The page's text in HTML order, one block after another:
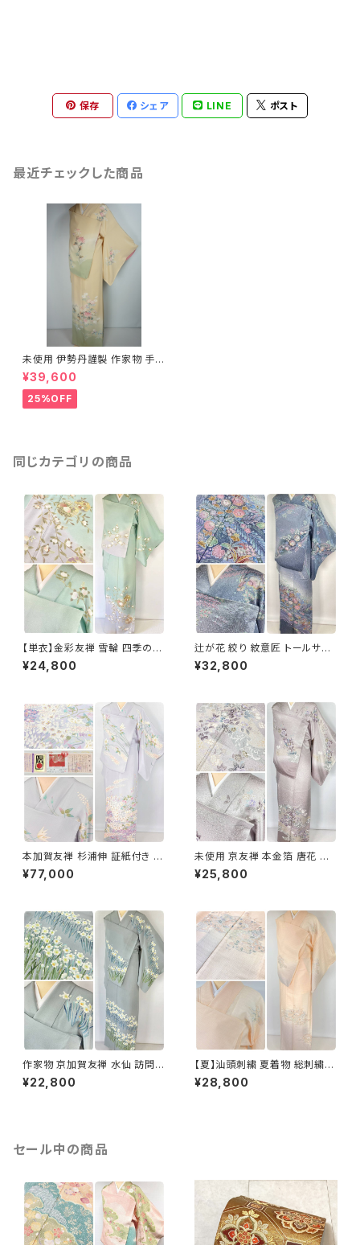
保存 シェア LINE ポスト
最近チェックした商品
未使用 伊勢丹謹製 作家物 手描
き友禅 花柄 訪問着 正絹 薄黄
蘗 黄色 ピンク 565
¥39,600
25%OFF
同じカテゴリの商品
【単衣】金彩友禅 雪輪 四季の
花々 正絹 訪問着 黄緑 青緑 紫
1418
¥24,800
辻が花 絞り 紋意匠 トールサイ
ズ 金彩 訪問着 正絹 袷 青 ブル
ー 紫 1273
¥32,800
本加賀友禅 杉浦伸 証紙付き 訪
問着 花柄 正絹 紫 白 パステル
白菫色 1080
¥77,000
未使用 京友禅 本金箔 唐花 訪
問着 袷 正絹 紫 グレー 白 1165
¥25,800
作家物 京加賀友禅 水仙 訪問着
正絹 袷 浅葱鼠 青緑 グレー 白
1157
¥22,800
【夏】汕頭刺繍 夏着物 総刺繍
絽 訪問着 正絹 オレンジ サーモ
ンピンク 水色 1243
¥28,800
セール中の商品